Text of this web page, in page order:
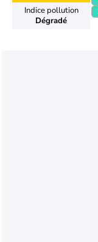
Indice pollution
Dégradé